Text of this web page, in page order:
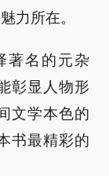
力所在。
著名的元杂
彰显人物形
文学本色的
书最精彩的